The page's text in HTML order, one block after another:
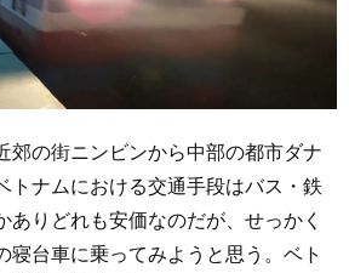
郊の街ニンビンから中部の都市ダナ
トナムにおける交通手段はバス・鉄
ありどれも安価なのだが、せっかく
寝台車に乗ってみようと思う。ベト